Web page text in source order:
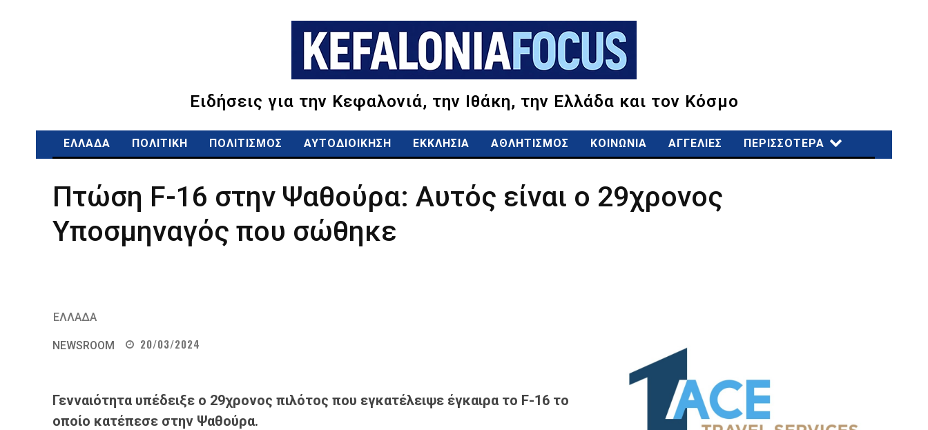
Ειδήσεις για την Κεφαλονιά, την Ιθάκη, την Ελλάδα και τον Κόσμο
ΕΛΛΑΔΑ ΠΟΛΙΤΙΚΗ ΠΟΛΙΤΙΣΜΟΣ ΑΥΤΟΔΙΟΙΚΗΣΗ ΕΚΚΛΗΣΙΑ ΑΘΛΗΤΙΣΜΟΣ ΚΟΙΝΩΝΙΑ ΑΓΓΕΛΙΕΣ ΠΕΡΙΣΣΟΤΕΡΑ
Πτώση F-16 στην Ψαθούρα: Αυτός είναι ο 29χρονος
Υποσμηναγός που σώθηκε
ΕΛΛΑΔΑ
NEWSROOM 20/03/2024
Γενναιότητα υπέδειξε ο 29χρονος πιλότος που εγκατέλειψε έγκαιρα το F-16 το
οποίο κατέπεσε στην Ψαθούρα.